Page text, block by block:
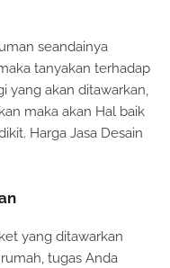
seandainya
tanyakan terhadap
yang akan ditawarkan,
maka akan Hal baik
Harga Jasa Desain
yang ditawarkan
tugas Anda